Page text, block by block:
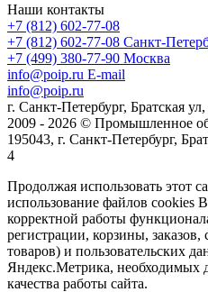
Наши контакты
+7 (812) 602-77-08
+7 (812) 602-77-08 Санкт-
+7 (499) 380-77-90 Москва
info@poip.ru E-mail
info@poip.ru
г. Санкт-Петербург, Братская
2009 - 2026 © Промышленное
195043, г. Санкт-Петербург,
4
Продолжая использовать этот
использование файлов cookies
корректной работы
регистрации, корзины,
товаров) и пользовательских
Яндекс.Метрика, необходимых
качества работы сайта.